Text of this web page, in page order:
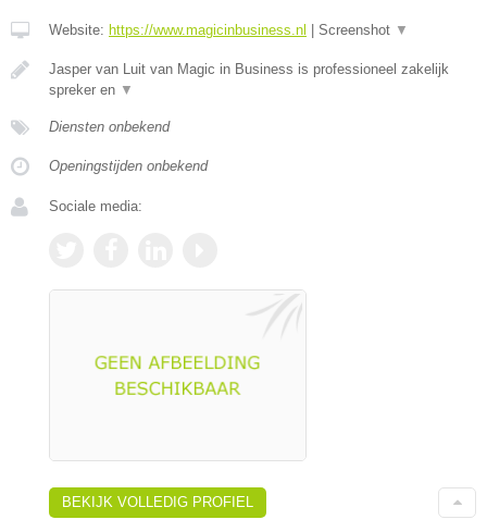
Website: https://www.magicinbusiness.nl Screenshot ▼
Jasper van Luit van Magic in Business is professioneel zakelijk
spreker en ▼
Diensten onbekend
Openingstijden onbekend
Sociale media:
BEKIJK VOLLEDIG PROFIEL